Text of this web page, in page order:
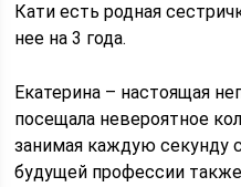
Кати есть родная
нее на 3 года.
Екатерина – настоящая
посещала невероятное
занимая каждую секунду
будущей профессии